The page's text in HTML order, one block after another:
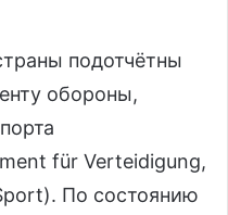
подотчётны
обороны,
für Verteidigung,
По состоянию